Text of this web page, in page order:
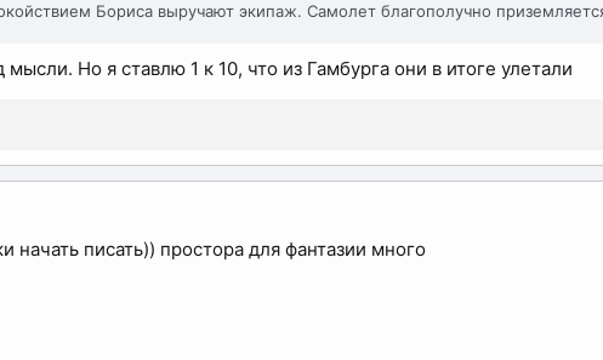
Бориса выручают экипаж. Самолет благополучно
мысли. Но я ставлю 1 к 10, что из Гамбурга они в итоге улетали
начать писать)) простора для фантазии много